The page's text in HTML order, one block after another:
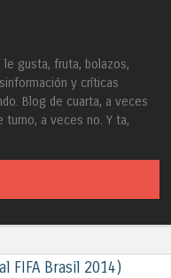
le gusta, fruta, bolazos,
y críticas
Blog de cuarta, a veces
a veces no. Y ta,
FIFA Brasil 2014)